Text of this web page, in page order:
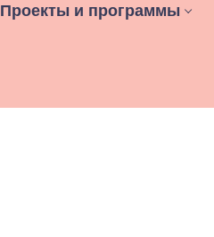
Проекты и программы